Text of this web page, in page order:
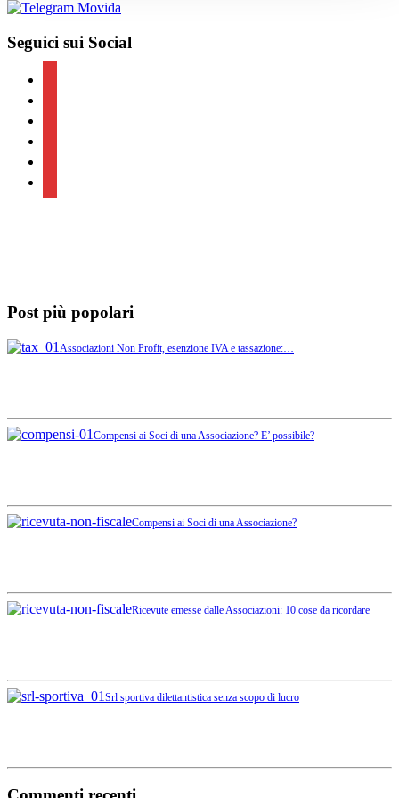
Seguici sui Social
Post più popolari
Associazioni Non Profit, esenzione IVA e tassazione:…
Compensi ai Soci di una Associazione? E’ possibile?
Compensi ai Soci di una Associazione?
Ricevute emesse dalle Associazioni: 10 cose da ricordare
Srl sportiva dilettantistica senza scopo di lucro